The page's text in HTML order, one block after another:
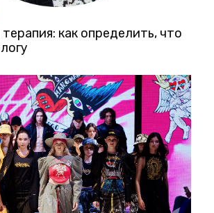
как определить, что